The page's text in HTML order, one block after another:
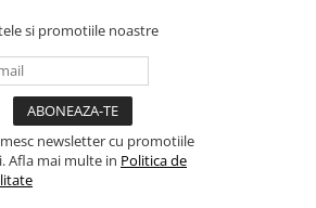
si promotiile noastre
newsletter cu promotiile
Afla mai multe in Politica de